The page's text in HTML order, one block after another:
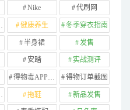
Nike 代刷网
健康养生 冬季穿衣指南
半身裙 发售
安踏 实战测评
得物毒APP订单 得物订单截图
拖鞋 新品发售